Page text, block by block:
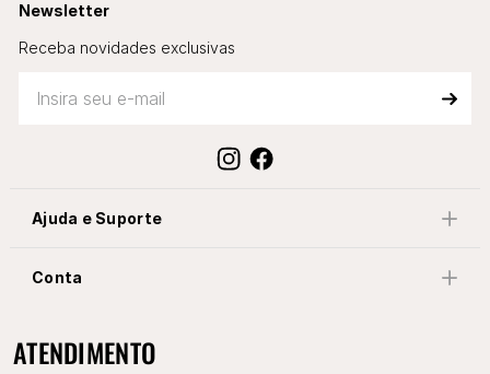
Newsletter
Receba novidades exclusivas
Ajuda e Suporte
Conta
ATENDIMENTO